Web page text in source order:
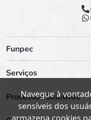
Funpec
Serviços
Processos Seletivos
Navegue à
sensíveis dos